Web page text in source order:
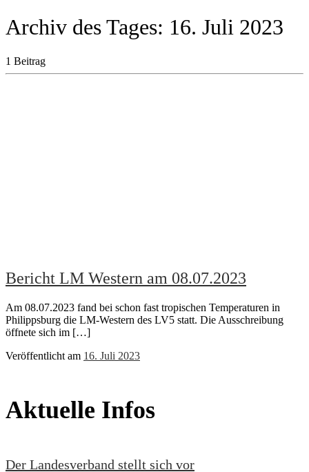
Archiv des Tages: 16. Juli 2023
1 Beitrag
Bericht LM Western am 08.07.2023
Am 08.07.2023 fand bei schon fast tropischen Temperaturen in
Philippsburg die LM-Western des LV5 statt. Die Ausschreibung
öffnete sich im […]
Veröffentlicht am 16. Juli 2023
Aktuelle Infos
Der Landesverband stellt sich vor